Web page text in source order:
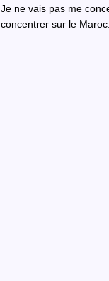
Je ne vais pas me
concentrer sur le